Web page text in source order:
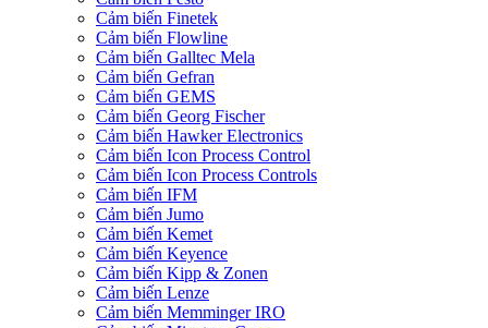
Cảm biến Finetek
Cảm biến Flowline
Cảm biến Galltec Mela
Cảm biến Gefran
Cảm biến GEMS
Cảm biến Georg Fischer
Cảm biến Hawker Electronics
Cảm biến Icon Process Control
Cảm biến Icon Process Controls
Cảm biến IFM
Cảm biến Jumo
Cảm biến Kemet
Cảm biến Keyence
Cảm biến Kipp & Zonen
Cảm biến Lenze
Cảm biến Memminger IRO